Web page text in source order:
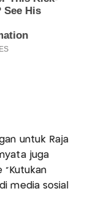
untuk Raja
juga
media sosial